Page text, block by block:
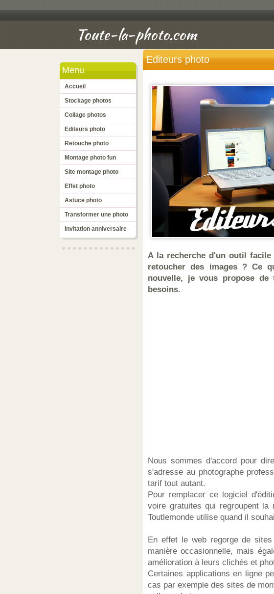
Toute-la-photo.com
Menu
Accueil
Stockage photos
Collage photos
Editeurs photo
Retouche photo
Montage photo fun
Site montage photo
Effet photo
Astuce photo
Transformer une photo
Invitation anniversaire
Editeurs photo
A la recherche d'un outil
retoucher des images ? Ce
nouvelle, je vous propose
besoins.
Nous sommes d'accord pour
s'adresse au photographe
tarif tout autant.
Pour remplacer ce logiciel
voire gratuites qui regroupent
Toutlemonde utilise quand il
En effet le web regorge de
manière occasionnelle, mais
amélioration à leurs clichés et
Certaines applications en ligne
cas par exemple des sites de